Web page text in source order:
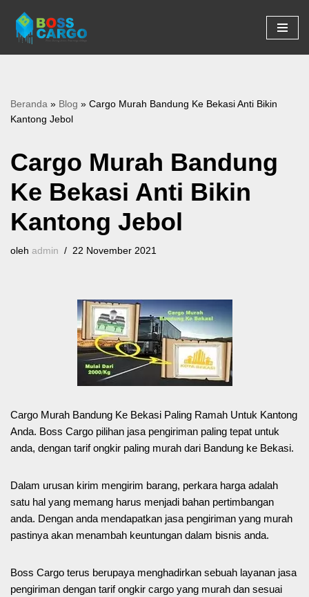
Lompat
ke
Beranda » Blog » Cargo Murah Bandung Ke Bekasi Anti Bikin
Kantong Jebol
Cargo Murah Bandung
Ke Bekasi Anti Bikin
Kantong Jebol
oleh admin 22 November 2021
Cargo Murah Bandung Ke Bekasi Paling Ramah Untuk Kantong
Anda. Boss Cargo pilihan jasa pengiriman paling tepat untuk
anda, dengan tarif ongkir paling murah dari Bandung ke Bekasi.
Dalam urusan kirim mengirim barang, perkara harga adalah
satu hal yang memang harus menjadi bahan pertimbangan
anda. Dengan anda mendapatkan jasa pengiriman yang murah
pastinya akan menambah keuntungan dalam bisnis anda.
Boss Cargo terus berupaya menghadirkan sebuah layanan jasa
pengiriman dengan tarif ongkir cargo yang murah dan sesuai